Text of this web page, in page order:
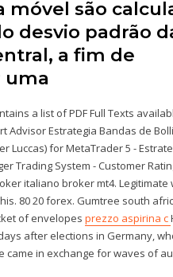
móvel são
desvio padrão
a fim de
uma
a list of PDF Full Texts
Advisor Estrategia Bandas de
Luccas) for MetaTrader 5 -
Trading System - Customer
italiano broker mt4. Legitimate
80 20 forex. Gumtree south
of envelopesprezzo aspirina c
after elections in Germany,
came in exchange for waves of